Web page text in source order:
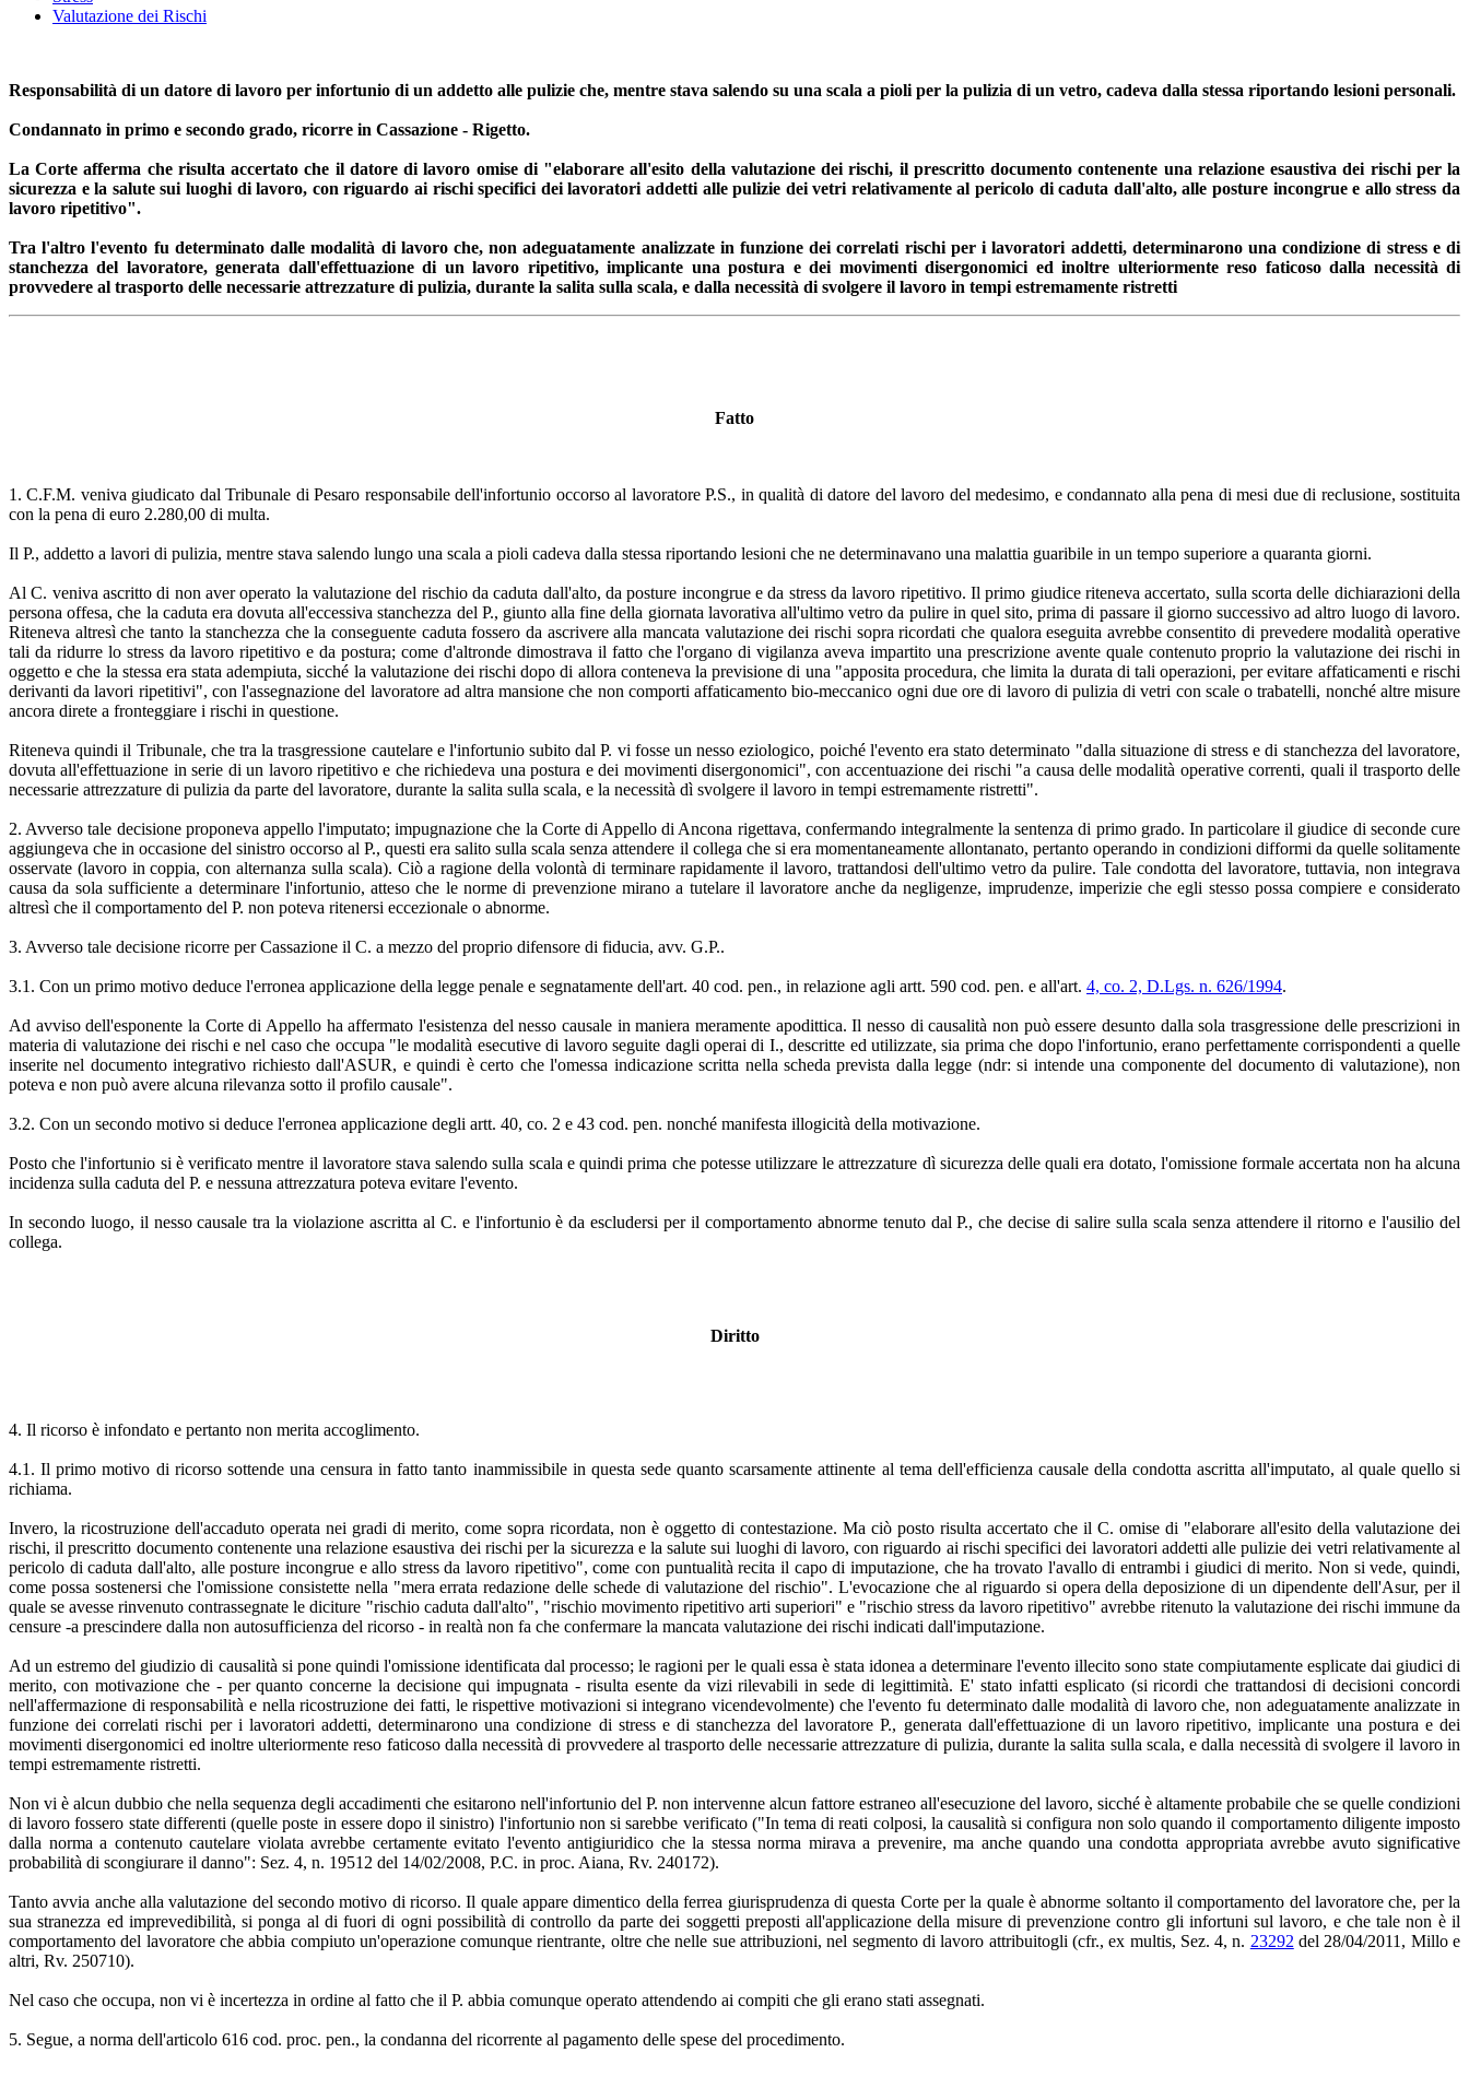
Valutazione dei Rischi
Responsabilità di un datore di lavoro per infortunio di un addetto alle pulizie che, mentre stava salendo su una scala a pioli per la pulizia di un vetro, cadeva dalla stessa riportando lesioni personali.
Condannato in primo e secondo grado, ricorre in Cassazione - Rigetto.
La Corte afferma che risulta accertato che il datore di lavoro omise di "elaborare all'esito della valutazione dei rischi, il prescritto documento contenente una relazione esaustiva dei rischi per la
sicurezza e la salute sui luoghi di lavoro, con riguardo ai rischi specifici dei lavoratori addetti alle pulizie dei vetri relativamente al pericolo di caduta dall'alto, alle posture incongrue e allo stress da
lavoro ripetitivo".
Tra l'altro l'evento fu determinato dalle modalità di lavoro che, non adeguatamente analizzate in funzione dei correlati rischi per i lavoratori addetti, determinarono una condizione di stress e di
stanchezza del lavoratore, generata dall'effettuazione di un lavoro ripetitivo, implicante una postura e dei movimenti disergonomici ed inoltre ulteriormente reso faticoso dalla necessità di
provvedere al trasporto delle necessarie attrezzature di pulizia, durante la salita sulla scala, e dalla necessità di svolgere il lavoro in tempi estremamente ristretti
Fatto
1. C.F.M. veniva giudicato dal Tribunale di Pesaro responsabile dell'infortunio occorso al lavoratore P.S., in qualità di datore del lavoro del medesimo, e condannato alla pena di mesi due di reclusione, sostituita
con la pena di euro 2.280,00 di multa.
Il P., addetto a lavori di pulizia, mentre stava salendo lungo una scala a pioli cadeva dalla stessa riportando lesioni che ne determinavano una malattia guaribile in un tempo superiore a quaranta giorni.
Al C. veniva ascritto di non aver operato la valutazione del rischio da caduta dall'alto, da posture incongrue e da stress da lavoro ripetitivo. Il primo giudice riteneva accertato, sulla scorta delle dichiarazioni della
persona offesa, che la caduta era dovuta all'eccessiva stanchezza del P., giunto alla fine della giornata lavorativa all'ultimo vetro da pulire in quel sito, prima di passare il giorno successivo ad altro luogo di lavoro.
Riteneva altresì che tanto la stanchezza che la conseguente caduta fossero da ascrivere alla mancata valutazione dei rischi sopra ricordati che qualora eseguita avrebbe consentito di prevedere modalità operative
tali da ridurre lo stress da lavoro ripetitivo e da postura; come d'altronde dimostrava il fatto che l'organo di vigilanza aveva impartito una prescrizione avente quale contenuto proprio la valutazione dei rischi in
oggetto e che la stessa era stata adempiuta, sicché la valutazione dei rischi dopo di allora conteneva la previsione di una "apposita procedura, che limita la durata di tali operazioni, per evitare affaticamenti e rischi
derivanti da lavori ripetitivi", con l'assegnazione del lavoratore ad altra mansione che non comporti affaticamento bio-meccanico ogni due ore di lavoro di pulizia di vetri con scale o trabatelli, nonché altre misure
ancora direte a fronteggiare i rischi in questione.
Riteneva quindi il Tribunale, che tra la trasgressione cautelare e l'infortunio subito dal P. vi fosse un nesso eziologico, poiché l'evento era stato determinato "dalla situazione di stress e di stanchezza del lavoratore,
dovuta all'effettuazione in serie di un lavoro ripetitivo e che richiedeva una postura e dei movimenti disergonomici", con accentuazione dei rischi "a causa delle modalità operative correnti, quali il trasporto delle
necessarie attrezzature di pulizia da parte del lavoratore, durante la salita sulla scala, e la necessità dì svolgere il lavoro in tempi estremamente ristretti".
2. Avverso tale decisione proponeva appello l'imputato; impugnazione che la Corte di Appello di Ancona rigettava, confermando integralmente la sentenza di primo grado. In particolare il giudice di seconde cure
aggiungeva che in occasione del sinistro occorso al P., questi era salito sulla scala senza attendere il collega che si era momentaneamente allontanato, pertanto operando in condizioni difformi da quelle solitamente
osservate (lavoro in coppia, con alternanza sulla scala). Ciò a ragione della volontà di terminare rapidamente il lavoro, trattandosi dell'ultimo vetro da pulire. Tale condotta del lavoratore, tuttavia, non integrava
causa da sola sufficiente a determinare l'infortunio, atteso che le norme di prevenzione mirano a tutelare il lavoratore anche da negligenze, imprudenze, imperizie che egli stesso possa compiere e considerato
altresì che il comportamento del P. non poteva ritenersi eccezionale o abnorme.
3. Avverso tale decisione ricorre per Cassazione il C. a mezzo del proprio difensore di fiducia, avv. G.P..
3.1. Con un primo motivo deduce l'erronea applicazione della legge penale e segnatamente dell'art. 40 cod. pen., in relazione agli artt. 590 cod. pen. e all'art. 4, co. 2, D.Lgs. n. 626/1994.
Ad avviso dell'esponente la Corte di Appello ha affermato l'esistenza del nesso causale in maniera meramente apodittica. Il nesso di causalità non può essere desunto dalla sola trasgressione delle prescrizioni in
materia di valutazione dei rischi e nel caso che occupa "le modalità esecutive di lavoro seguite dagli operai di I., descritte ed utilizzate, sia prima che dopo l'infortunio, erano perfettamente corrispondenti a quelle
inserite nel documento integrativo richiesto dall'ASUR, e quindi è certo che l'omessa indicazione scritta nella scheda prevista dalla legge (ndr: si intende una componente del documento di valutazione), non
poteva e non può avere alcuna rilevanza sotto il profilo causale".
3.2. Con un secondo motivo si deduce l'erronea applicazione degli artt. 40, co. 2 e 43 cod. pen. nonché manifesta illogicità della motivazione.
Posto che l'infortunio si è verificato mentre il lavoratore stava salendo sulla scala e quindi prima che potesse utilizzare le attrezzature dì sicurezza delle quali era dotato, l'omissione formale accertata non ha alcuna
incidenza sulla caduta del P. e nessuna attrezzatura poteva evitare l'evento.
In secondo luogo, il nesso causale tra la violazione ascritta al C. e l'infortunio è da escludersi per il comportamento abnorme tenuto dal P., che decise di salire sulla scala senza attendere il ritorno e l'ausilio del
collega.
Diritto
4. Il ricorso è infondato e pertanto non merita accoglimento.
4.1. Il primo motivo di ricorso sottende una censura in fatto tanto inammissibile in questa sede quanto scarsamente attinente al tema dell'efficienza causale della condotta ascritta all'imputato, al quale quello si
richiama.
Invero, la ricostruzione dell'accaduto operata nei gradi di merito, come sopra ricordata, non è oggetto di contestazione. Ma ciò posto risulta accertato che il C. omise di "elaborare all'esito della valutazione dei
rischi, il prescritto documento contenente una relazione esaustiva dei rischi per la sicurezza e la salute sui luoghi di lavoro, con riguardo ai rischi specifici dei lavoratori addetti alle pulizie dei vetri relativamente al
pericolo di caduta dall'alto, alle posture incongrue e allo stress da lavoro ripetitivo", come con puntualità recita il capo di imputazione, che ha trovato l'avallo di entrambi i giudici di merito. Non si vede, quindi,
come possa sostenersi che l'omissione consistette nella "mera errata redazione delle schede di valutazione del rischio". L'evocazione che al riguardo si opera della deposizione di un dipendente dell'Asur, per il
quale se avesse rinvenuto contrassegnate le diciture "rischio caduta dall'alto", "rischio movimento ripetitivo arti superiori" e "rischio stress da lavoro ripetitivo" avrebbe ritenuto la valutazione dei rischi immune da
censure -a prescindere dalla non autosufficienza del ricorso - in realtà non fa che confermare la mancata valutazione dei rischi indicati dall'imputazione.
Ad un estremo del giudizio di causalità si pone quindi l'omissione identificata dal processo; le ragioni per le quali essa è stata idonea a determinare l'evento illecito sono state compiutamente esplicate dai giudici di
merito, con motivazione che - per quanto concerne la decisione qui impugnata - risulta esente da vizi rilevabili in sede di legittimità. E' stato infatti esplicato (si ricordi che trattandosi di decisioni concordi
nell'affermazione di responsabilità e nella ricostruzione dei fatti, le rispettive motivazioni si integrano vicendevolmente) che l'evento fu determinato dalle modalità di lavoro che, non adeguatamente analizzate in
funzione dei correlati rischi per i lavoratori addetti, determinarono una condizione di stress e di stanchezza del lavoratore P., generata dall'effettuazione di un lavoro ripetitivo, implicante una postura e dei
movimenti disergonomici ed inoltre ulteriormente reso faticoso dalla necessità di provvedere al trasporto delle necessarie attrezzature di pulizia, durante la salita sulla scala, e dalla necessità di svolgere il lavoro in
tempi estremamente ristretti.
Non vi è alcun dubbio che nella sequenza degli accadimenti che esitarono nell'infortunio del P. non intervenne alcun fattore estraneo all'esecuzione del lavoro, sicché è altamente probabile che se quelle condizioni
di lavoro fossero state differenti (quelle poste in essere dopo il sinistro) l'infortunio non si sarebbe verificato ("In tema di reati colposi, la causalità si configura non solo quando il comportamento diligente imposto
dalla norma a contenuto cautelare violata avrebbe certamente evitato l'evento antigiuridico che la stessa norma mirava a prevenire, ma anche quando una condotta appropriata avrebbe avuto significative
probabilità di scongiurare il danno": Sez. 4, n. 19512 del 14/02/2008, P.C. in proc. Aiana, Rv. 240172).
Tanto avvia anche alla valutazione del secondo motivo di ricorso. Il quale appare dimentico della ferrea giurisprudenza di questa Corte per la quale è abnorme soltanto il comportamento del lavoratore che, per la
sua stranezza ed imprevedibilità, si ponga al di fuori di ogni possibilità di controllo da parte dei soggetti preposti all'applicazione della misure di prevenzione contro gli infortuni sul lavoro, e che tale non è il
comportamento del lavoratore che abbia compiuto un'operazione comunque rientrante, oltre che nelle sue attribuzioni, nel segmento di lavoro attribuitogli (cfr., ex multis, Sez. 4, n. 23292 del 28/04/2011, Millo e
altri, Rv. 250710).
Nel caso che occupa, non vi è incertezza in ordine al fatto che il P. abbia comunque operato attendendo ai compiti che gli erano stati assegnati.
5. Segue, a norma dell'articolo 616 cod. proc. pen., la condanna del ricorrente al pagamento delle spese del procedimento.